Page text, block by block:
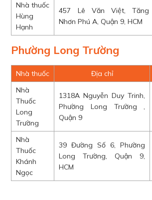
Nhà thuốc
Hùng
Hạnh
457 Lê Văn Việt, Tăng
Nhơn Phú A, Quận 9, HCM
Phường Long Trường
Nhà thuốc Địa chỉ
Nhà
Thuốc
Long
Trường
1318A Nguyễn Duy Trinh,
Phường Long Trường ,
Quận 9
Nhà
Thuốc
Khánh
Ngọc
39 Đường Số 6, Phường
Long Trường, Quận 9,
HCM